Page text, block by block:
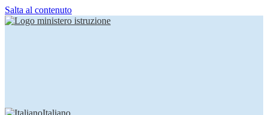
Salta al contenuto
Italiano